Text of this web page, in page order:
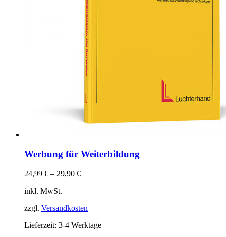
Werbung für Weiterbildung
24,99 € – 29,90 €
inkl. MwSt.
zzgl. Versandkosten
Lieferzeit: 3-4 Werktage